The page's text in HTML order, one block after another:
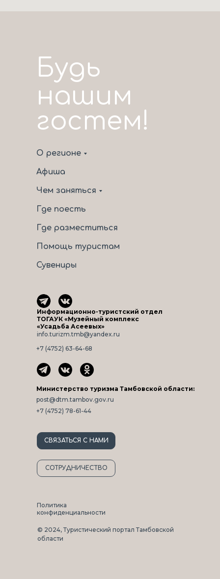
Будь
нашим
гостем!
О регионе
Афиша
Чем заняться
Где поесть
Где разместиться
Помощь туристам
© 2024, Туристический портал Тамбовской
области
СВЯЗАТЬСЯ С НАМИ
info.turizm.tmb@yandex.ru
Политика
конфиденциальности
Сувениры
СОТРУДНИЧЕСТВО
Информационно-туристский отдел
ТОГАУК «Музейный комплекс
«Усадьба Асеевых»
+7 (4752) 63-64-68
post@dtm.tambov.gov.ru
Министерство туризма Тамбовской области:
+7 (4752) 78-61-44